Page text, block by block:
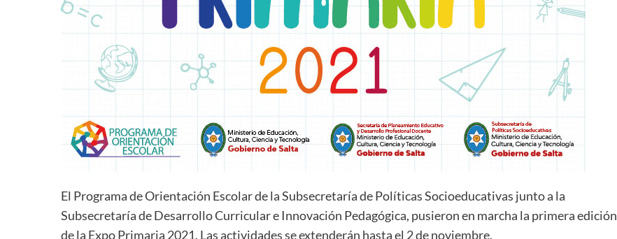
El Programa de Orientación Escolar de la Subsecretaría de Políticas Socioeducativas junto a la
Subsecretaría de Desarrollo Curricular e Innovación Pedagógica, pusieron en marcha la primera edición
de la Expo Primaria 2021. Las actividades se extenderán hasta el 2 de noviembre.